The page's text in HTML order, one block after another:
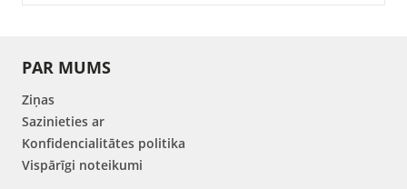
PAR MUMS
Ziņas
Sazinieties ar
Konfidencialitātes politika
Vispārīgi noteikumi